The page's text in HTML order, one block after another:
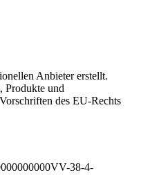
Anbieter erstellt.
Produkte und
des EU-Rechts
38-4-